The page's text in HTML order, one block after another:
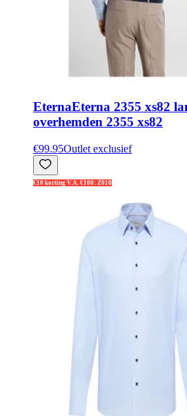
EternaEterna 2355 xs82
overhemden 2355 xs82
€99.95Outlet exclusief
€10 korting V.A. €100: Z010